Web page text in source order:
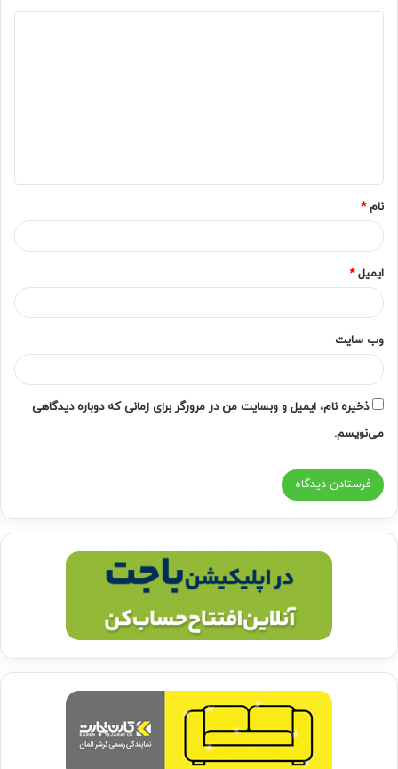
*
نام*
ایمیل*
وب‌ سایت
ذخیره نام، ایمیل و وبسایت من در مرورگر برای زمانی که دوباره دیدگاهی
می‌نویسم.